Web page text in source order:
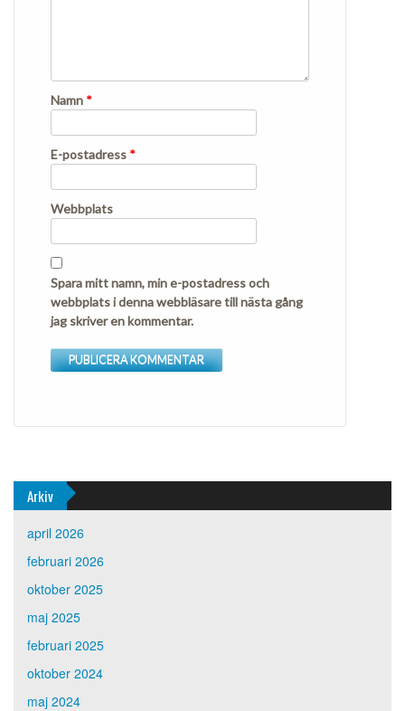
Namn *
E-postadress *
Webbplats
Spara mitt namn, min e-postadress och
webbplats i denna webbläsare till nästa gång
jag skriver en kommentar.
Arkiv
april 2026
februari 2026
oktober 2025
maj 2025
februari 2025
oktober 2024
maj 2024